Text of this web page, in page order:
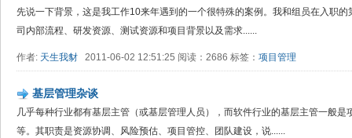
先说一下背景，这是我工作10来年遇到的一个很特殊的案例。我和组员在入职
司内部流程、研发资源、测试资源和项目背景以及需求......
作者: 天生我豺 2011-06-02 12:51:25 阅读：2686 标签： 项目管理
基层管理杂谈
几乎每种行业都有基层主管（或基层管理人员），而软件行业的基层主管一般
等。其职责是资源协调、风险预估、项目管控、团队建设，说......